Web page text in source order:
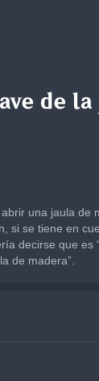
de
una jaula de
si se tiene en
decirse que es
de madera”.